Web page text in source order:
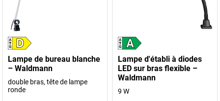
Lampe de bureau blanche
– Waldmann
double bras, tête de lampe
ronde
Lampe d'établi à diodes
LED sur bras flexible –
Waldmann
9 W